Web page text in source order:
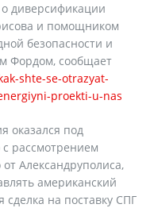
диверсификации
и помощником
безопасности и
Фордом, сообщает
shte-se-otrazyat-
proekti-u-nas
оказался под
рассмотрением
Александруполиса,
американский
на поставку СПГ